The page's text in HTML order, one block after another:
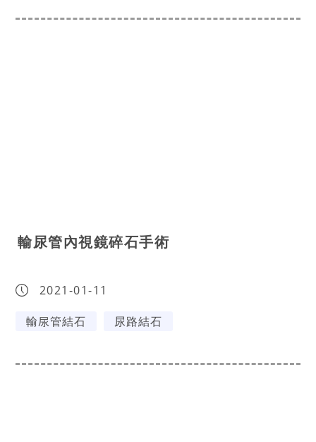
 輸尿管內視鏡碎石手術
2021-01-11
輸尿管結石
尿路結石